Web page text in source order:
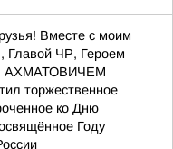
Вместе с моим
ЧР, Героем
АХМАТОВИЧЕМ
торжественное
ко Дню
Году